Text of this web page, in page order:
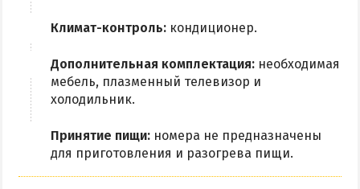
Климат-контроль: кондиционер.
Дополнительная комплектация: необходимая
мебель, плазменный телевизор и
холодильник.
Принятие пищи: номера не предназначены
для приготовления и разогрева пищи.